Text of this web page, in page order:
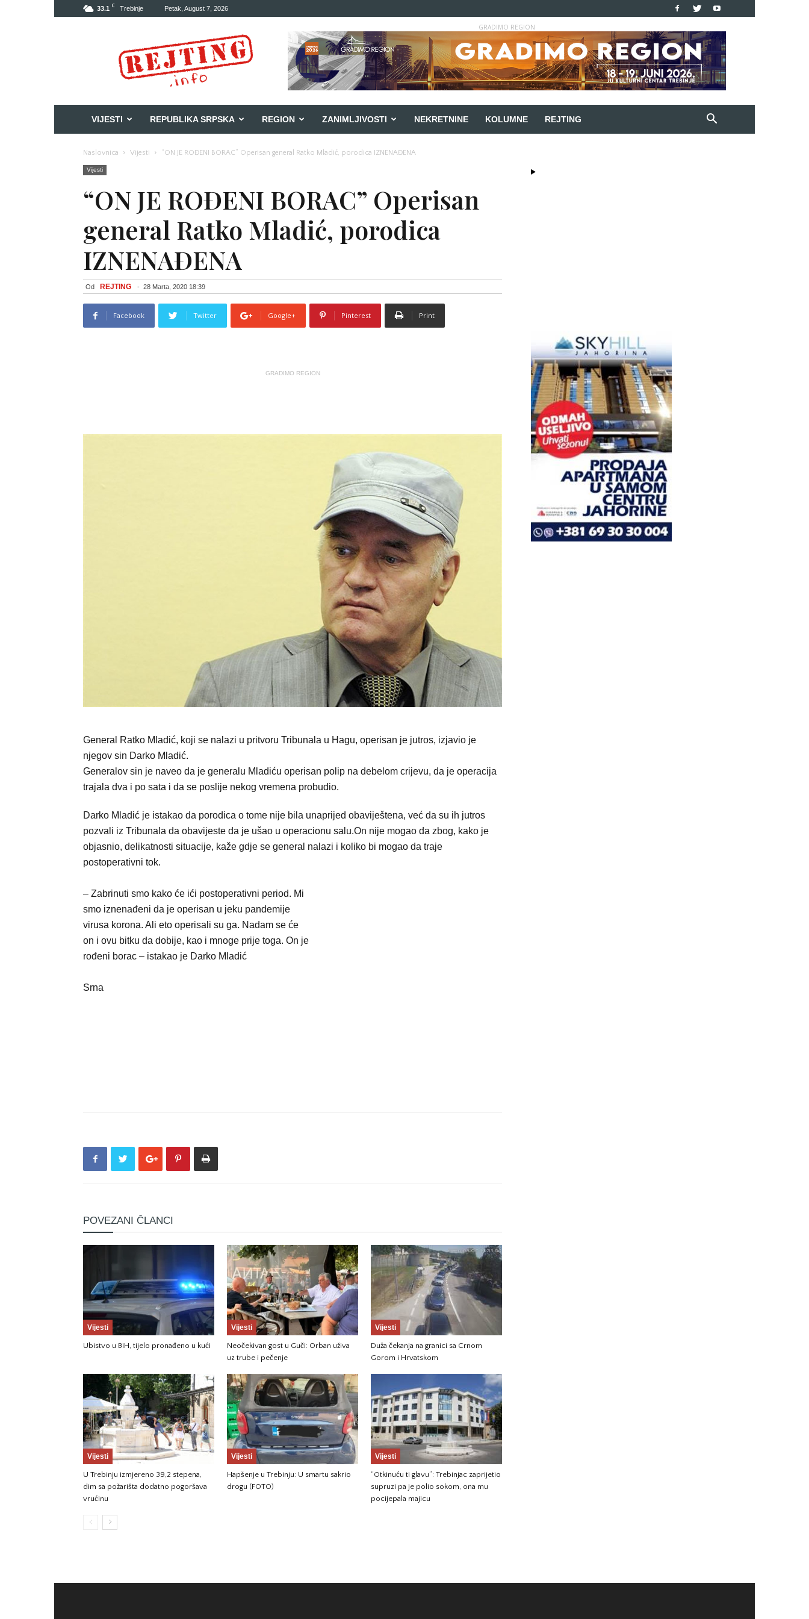
33.1 C Trebinje Petak, August 7, 2026
GRADIMO REGION
VIJESTI REPUBLIKA SRPSKA REGION ZANIMLJIVOSTI NEKRETNINE KOLUMNE REJTING
Naslovnica Vijesti “ON JE ROĐENI BORAC” Operisan general Ratko Mladić, porodica IZNENAĐENA
Vijesti
“ON JE ROĐENI BORAC” Operisan
general Ratko Mladić, porodica
IZNENAĐENA
Od REJTING - 28 Marta, 2020 18:39
Facebook Twitter Google+ Pinterest Print
GRADIMO REGION
General Ratko Mladić, koji se nalazi u pritvoru Tribunala u Hagu, operisan je jutros, izjavio je
njegov sin Darko Mladić.
Generalov sin je naveo da je generalu Mladiću operisan polip na debelom crijevu, da je operacija
trajala dva i po sata i da se poslije nekog vremena probudio.
Darko Mladić je istakao da porodica o tome nije bila unaprijed obaviještena, već da su ih jutros
pozvali iz Tribunala da obavijeste da je ušao u operacionu salu.On nije mogao da zbog, kako je
objasnio, delikatnosti situacije, kaže gdje se general nalazi i koliko bi mogao da traje
postoperativni tok.
– Zabrinuti smo kako će ići postoperativni period. Mi
smo iznenađeni da je operisan u jeku pandemije
virusa korona. Ali eto operisali su ga. Nadam se će
on i ovu bitku da dobije, kao i mnoge prije toga. On je
rođeni borac – istakao je Darko Mladić
Srna
POVEZANI ČLANCI
Vijesti
Ubistvo u BiH, tijelo pronađeno u kući
Vijesti
Neočekivan gost u Guči: Orban uživa
uz trube i pečenje
Vijesti
Duža čekanja na granici sa Crnom
Gorom i Hrvatskom
Vijesti
U Trebinju izmjereno 39,2 stepena,
dim sa požarišta dodatno pogoršava
vrućinu
Vijesti
Hapšenje u Trebinju: U smartu sakrio
drogu (FOTO)
Vijesti
“Otkinuću ti glavu”: Trebinjac zaprijetio
supruzi pa je polio sokom, ona mu
pocijepala majicu